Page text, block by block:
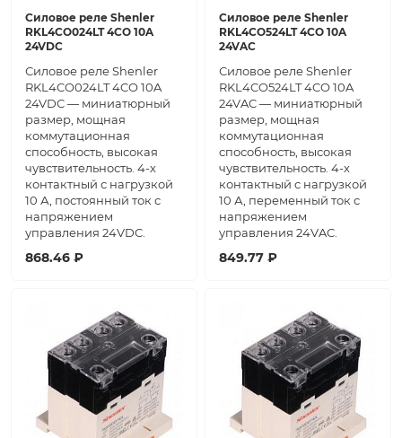
Силовое реле Shenler
RKL4CO024LT 4CO 10A
24VDC
Силовое реле Shenler
RKL4CO024LT 4CO 10A
24VDC — миниатюрный
размер, мощная
коммутационная
способность, высокая
чувствительность. 4-х
контактный с нагрузкой
10 А, постоянный ток с
напряжением
управления 24VDC.
868.46 ₽
Силовое реле Shenler
RKL4CO524LT 4CO 10A
24VAC
Силовое реле Shenler
RKL4CO524LT 4CO 10A
24VAC — миниатюрный
размер, мощная
коммутационная
способность, высокая
чувствительность. 4-х
контактный с нагрузкой
10 А, переменный ток с
напряжением
управления 24VAC.
849.77 ₽